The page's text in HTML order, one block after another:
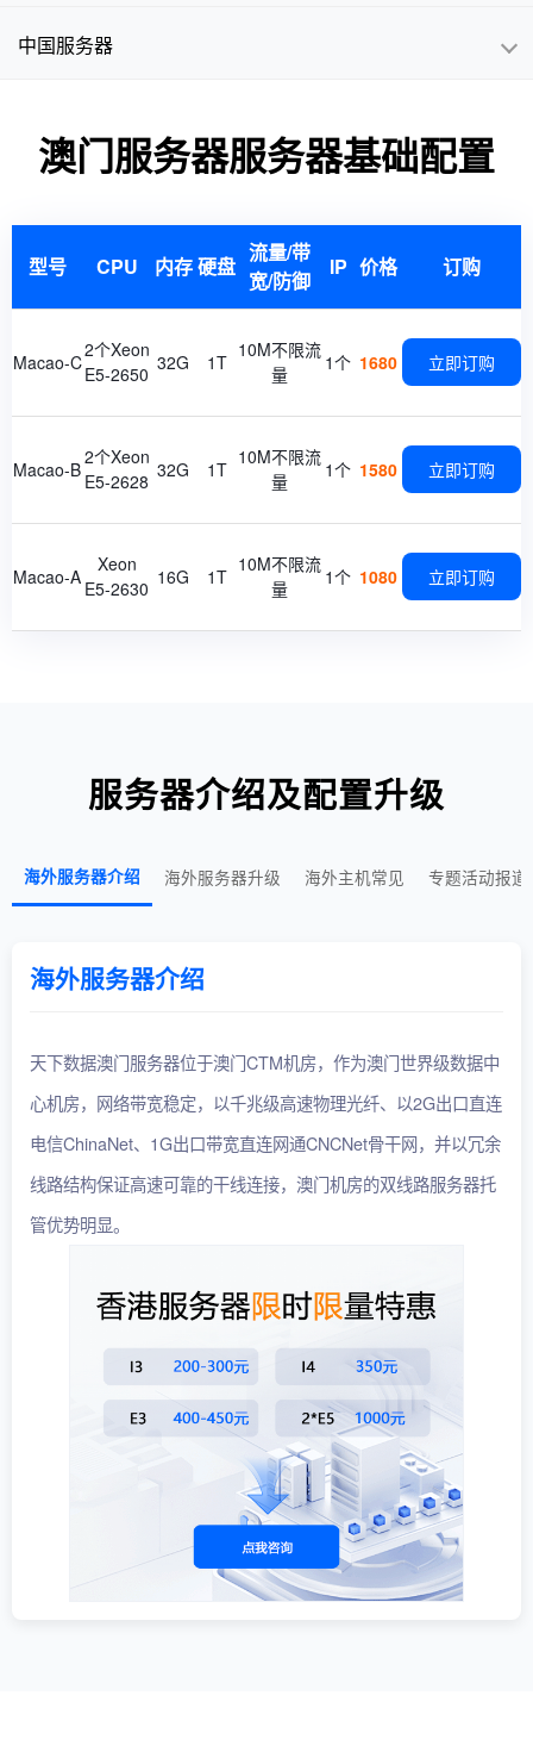
中国服务器
澳门服务器服务器基础配置
型号 CPU 内存硬盘
流量/带
宽/防御
IP 价格 订购
Macao-C
2个Xeon
E5-2650 32G 1T
10M不限流
量
1个 1680 立即订购
Macao-B
2个Xeon
E5-2628 32G 1T
10M不限流
量
1个 1580 立即订购
Macao-A
Xeon
E5-2630 16G 1T
10M不限流
量
1个 1080 立即订购
服务器介绍及配置升级
海外服务器介绍 海外服务器升级 海外主机常见 专题活动报道
海外服务器介绍
天下数据澳门服务器位于澳门CTM机房，作为澳门世界级数据中
心机房，网络带宽稳定，以千兆级高速物理光纤、以2G出口直连
电信ChinaNet、1G出口带宽直连网通CNCNet骨干网，并以冗余
线路结构保证高速可靠的干线连接，澳门机房的双线路服务器托
管优势明显。